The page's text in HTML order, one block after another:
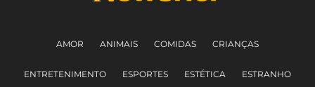
AMOR ANIMAIS COMIDAS CRIANÇAS
ENTRETENIMENTO ESPORTES ESTÉTICA ESTRANHO